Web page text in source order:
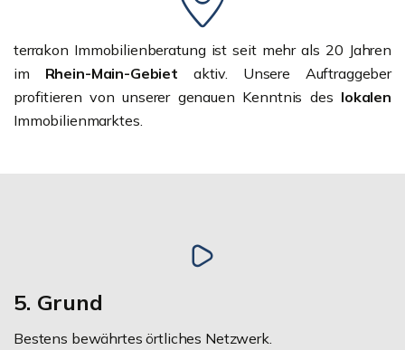
terrakon Immobilienberatung ist seit mehr als 20 Jahren
im Rhein-Main-Gebiet aktiv. Unsere Auftraggeber
profitieren von unserer genauen Kenntnis des lokalen
Immobilienmarktes.
5. Grund
Bestens bewährtes örtliches Netzwerk.